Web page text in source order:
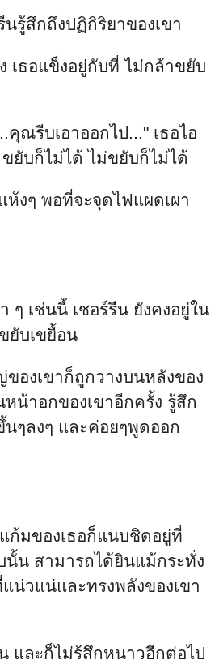
นรู้สึกถึงปฏิกิริยาของเขา
เธอแข็งอยู่กับที่ ไม่กล้าขยับ
คุณรีบเอาออกไป..." เธอไอ
ยับก็ไม่ได้ ไม่ขยับก็ไม่ได้
ห้งๆ พอที่จะจุดไฟแผดเผา
ๆ เช่นนี้ เชอร์รีน ยังคงอยู่ใน
ยับเขยื้อน
องเขาก็ถูกวางบนหลังของ
หน้าอกของเขาอีกครั้ง รู้สึก
ๆลงๆ และค่อยๆพูดออก
ก้มของเธอก็แนบชิดอยู่ที่
นั้น สามารถได้ยินแม้กระทั่ง
น่วแน่และทรงพลังของเขา
และก็ไม่รู้สึกหนาวอีกต่อไป